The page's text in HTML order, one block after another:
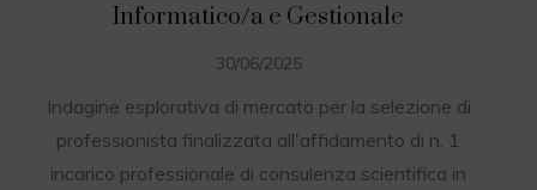
Informatico/a e Gestionale
30/06/2025
Indagine esplorativa di mercato per la selezione di
professionista finalizzata all'affidamento di n. 1
incarico professionale di consulenza scientifica in